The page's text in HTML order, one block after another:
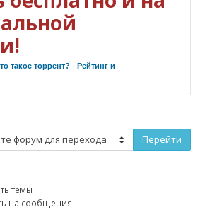
такое торрент? ·Рейтинг и
темы
на сообщения